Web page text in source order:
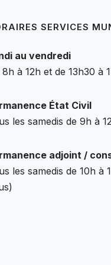
SERVICES
au vendredi
8h à 12h et de 13h30 à
État Civil
les samedis de 9h à
adjoint /
les samedis de 10h à